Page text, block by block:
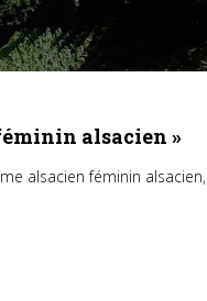
alsacien »
alsacien féminin